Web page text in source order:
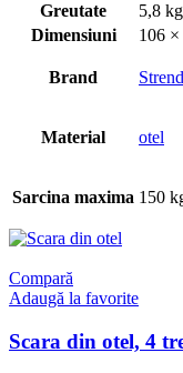
Greutate
5,8 kg
Dimensiuni
106
Brand
Material otel
Sarcina maxima 150
Compară
Adaugă la favorite
Scara din otel, 4